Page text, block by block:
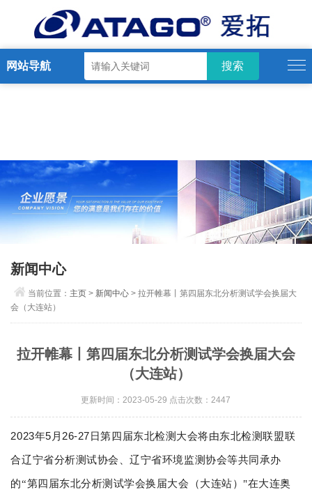
网站导航
新闻中心
当前位置： 主页 > 新闻中心 > 拉开帷幕丨第四届东北分析测试学会换届大
会（大连站）
拉开帷幕丨第四届东北分析测试学会换届大会
（大连站）
更新时间：2023-05-29 点击次数：2447
2023年5月26-27 日第四届东北检测大会将由东北检测联盟联
合辽宁省分析测试协会、辽宁省环境监测协会等共同 承办
的“第四届东北分析测试学会换届大会（大连站）"在大连奥